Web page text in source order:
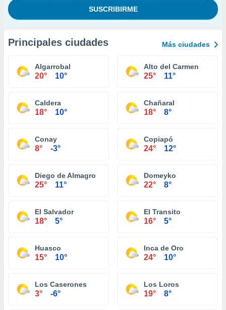
Principales ciudades Más ciudades
Algarrobal
20° 10°
Alto del Carmen
25° 11°
Caldera
18° 10°
Chañaral
18° 8°
Conay
8° -3°
Copiapó
24° 12°
Diego de Almagro
25° 11°
Domeyko
22° 8°
El Salvador
18° 5°
El Transito
16° 5°
Huasco
15° 10°
Inca de Oro
24° 10°
Los Caserones
3° -6°
Los Loros
19° 8°